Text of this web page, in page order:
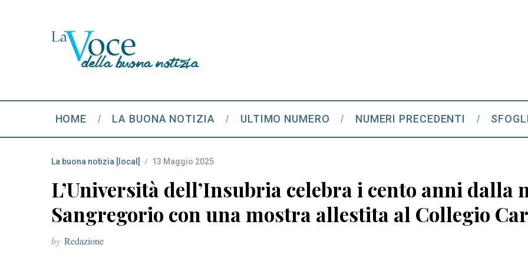
HOME LA BUONA NOTIZIA ULTIMO NUMERO NUMERI PRECEDENTI
La buona notizia [local] 13 Maggio 2025
L’Università dell’Insubria celebra i cento anni dalla
Sangregorio con una mostra allestita al Collegio
by Redazione